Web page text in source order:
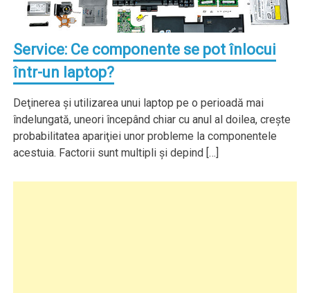
Service: Ce componente se pot înlocui
într-un laptop?
Deţinerea şi utilizarea unui laptop pe o perioadă mai
îndelungată, uneori începând chiar cu anul al doilea, creşte
probabilitatea apariţiei unor probleme la componentele
acestuia. Factorii sunt multipli şi depind […]